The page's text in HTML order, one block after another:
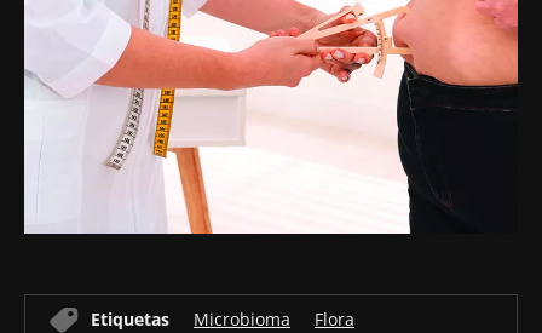
Etiquetas Microbioma Flora